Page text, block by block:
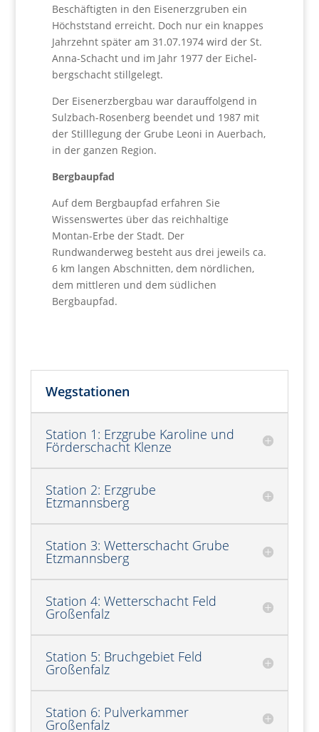
Beschäftigten in den Eisenerzgruben ein
Höchststand erreicht. Doch nur ein knappes
Jahrzehnt später am 31.07.1974 wird der St.
Anna-Schacht und im Jahr 1977 der Eichel­
bergschacht stillgelegt.
Der Eisenerzbergbau war darauffolgend in
Sulzbach-Ro­senberg beendet und 1987 mit
der Stilllegung der Grube Leoni in Auerbach,
in der ganzen Region.
Bergbaupfad
Auf dem Bergbaupfad erfahren Sie
Wissenswertes über das reichhaltige
Montan-Erbe der Stadt. Der
Rundwanderweg besteht aus drei jeweils ca.
6 km langen Abschnitten, dem nördlichen,
dem mittleren und dem südlichen
Bergbaupfad.
Wegstationen
Station 1: Erzgrube Karoline und
Förderschacht Klenze
Station 2: Erzgrube
Etzmannsberg
Station 3: Wetterschacht Grube
Etzmannsberg
Station 4: Wetterschacht Feld
Großenfalz
Station 5: Bruchgebiet Feld
Großenfalz
Station 6: Pulverkammer
Großenfalz